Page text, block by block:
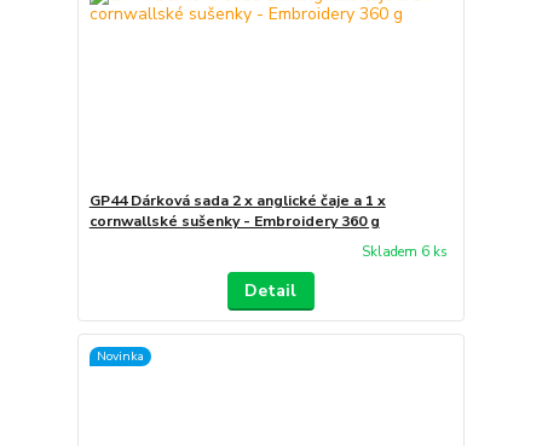
GP44 Dárková sada 2 x anglické čaje a 1 x
cornwallské sušenky - Embroidery 360 g
Skladem 6 ks
Detail
Novinka